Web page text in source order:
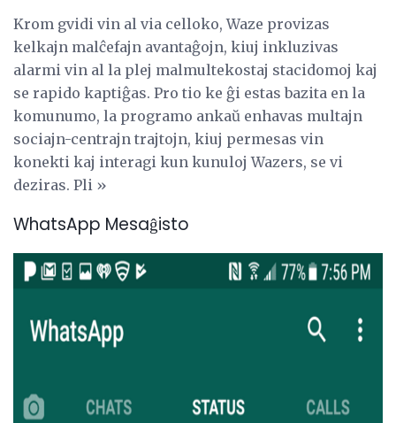
Krom gvidi vin al via celloko, Waze provizas
kelkajn malĉefajn avantaĝojn, kiuj inkluzivas
alarmi vin al la plej malmultekostaj stacidomoj kaj
se rapido kaptiĝas. Pro tio ke ĝi estas bazita en la
komunumo, la programo ankaŭ enhavas multajn
sociajn-centrajn trajtojn, kiuj permesas vin
konekti kaj interagi kun kunuloj Wazers, se vi
deziras. Pli »
WhatsApp Mesaĝisto